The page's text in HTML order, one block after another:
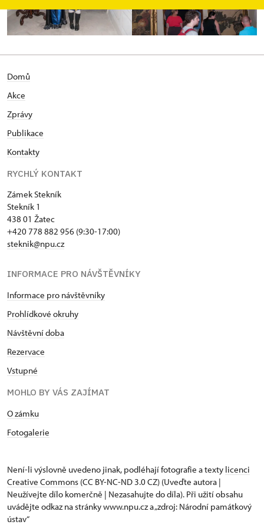
Domů
Akce
Zprávy
Publikace
Kontakty
RYCHLÝ KONTAKT
Zámek Stekník
Stekník 1
438 01 Žatec
+420 778 882 956 (9:30-17:00)
steknik@npu.cz
INFORMACE PRO NÁVŠTĚVNÍKY
Informace pro návštěvníky
Prohlídkové okruhy
Návštěvní doba
Rezervace
Vstupné
MOHLO BY VÁS ZAJÍMAT
O zámku
Fotogalerie
Není-li výslovně uvedeno jinak, podléhají fotografie a texty licenci
Creative Commons (CC BY-NC-ND 3.0 CZ) (Uveďte autora |
Neužívejte dílo komerčně | Nezasahujte do díla). Při užití obsahu
uvádějte odkaz na stránky www.npu.cz a „zdroj: Národní památkový
ústav“